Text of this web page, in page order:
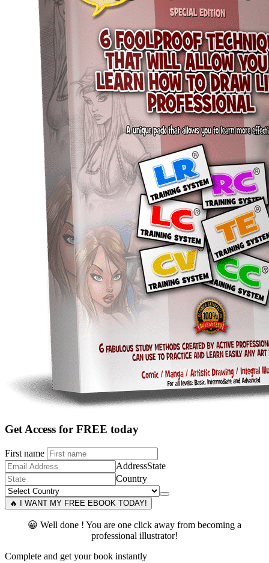
Get Access for FREE today
First name
AddressState
Country
🔥 I WANT MY FREE EBOOK TODAY!
😀 Well done ! You are one click away from becoming a
professional illustrator!
Complete and get your book instantly